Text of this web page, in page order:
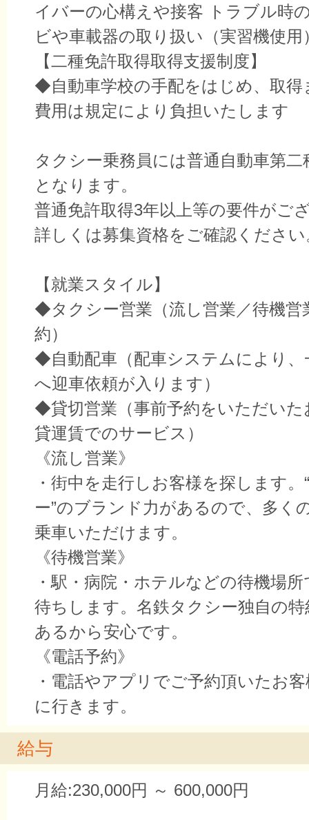
イバーの心構えや接客 トラブル時
ビや車載器の取り扱い（実習機使用
【二種免許取得取得支援制度】
◆自動車学校の手配をはじめ、取得
費用は規定により負担いたします
タクシー乗務員には普通自動車第二
となります。
普通免許取得3年以上等の要件がご
詳しくは募集資格をご確認ください
【就業スタイル】
◆タクシー営業（流し営業／待機営
約）
◆自動配車（配車システムにより、
へ迎車依頼が入ります）
◆貸切営業（事前予約をいただいた
貸運賃でのサービス）
《流し営業》
・街中を走行しお客様を探します。
ー”のブランド力があるので、多く
乗車いただけます。
《待機営業》
・駅・病院・ホテルなどの待機場
待ちします。名鉄タクシー独自の
あるから安心です。
《電話予約》
・電話やアプリでご予約頂いたお
に行きます。
給与
月給:230,000円 ～ 600,000円